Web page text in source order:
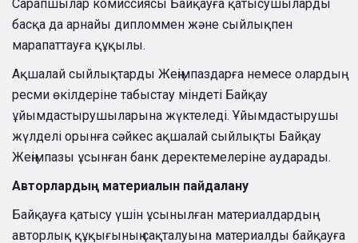
Сарапшылар комиссиясы Байқауға қатысушыларды
басқа да арнайы дипломмен және сыйлықпен
марапаттауға құқылы.
Ақшалай сыйлықтарды Жеңімпаздарға немесе олардың
ресми өкілдеріне табыстау міндеті Байқау
ұйымдастырушыларына жүктеледі. Ұйымдастырушы
жүлделі орынға сәйкес ақшалай сыйлықты Байқау
Жеңімпазы ұсынған банк деректемелеріне аударады.
Авторлардың материалын пайдалану
Байқауға қатысу үшін ұсынылған материалдардың
авторлық құқығының сақталуына материалды байқауға